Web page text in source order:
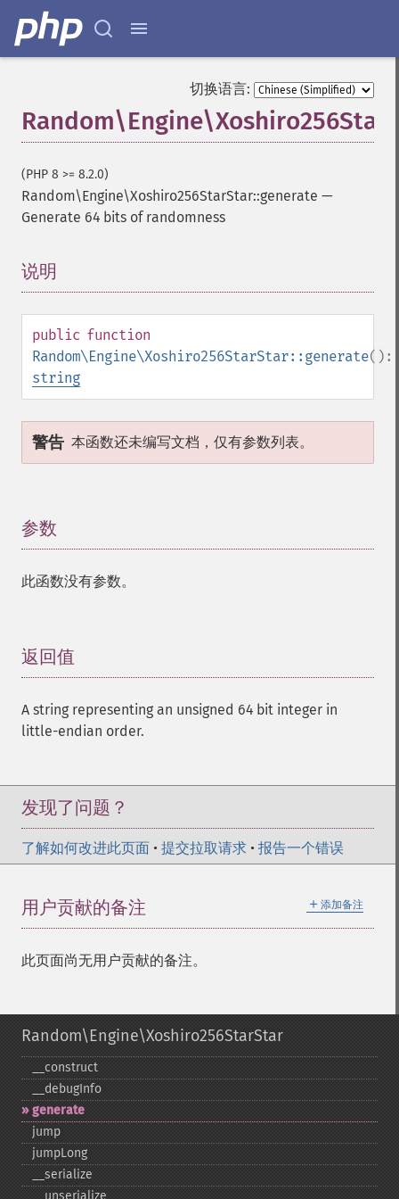
切换语言:
(PHP 8 >= 8.2.0)
Random\Engine\Xoshiro256StarStar::generate —
Generate 64 bits of randomness
说明
public function
Random\Engine\Xoshiro256StarStar::generate():
string
警告 本函数还未编写文档，仅有参数列表。
参数
此函数没有参数。
返回值
A string representing an unsigned 64 bit integer in
little-endian order.
发现了问题？
了解如何改进此页面 • 提交拉取请求 • 报告一个错误
＋ 添加备注
用户贡献的备注
此页面尚无用户贡献的备注。
Random\Engine\Xoshiro256StarStar
_​_​construct
_​_​debugInfo
generate
jump
jumpLong
_​_​serialize
_​_​unserialize